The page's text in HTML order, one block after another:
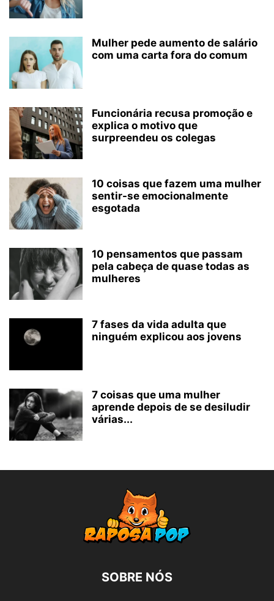
Mulher pede aumento de salário
com uma carta fora do comum
Funcionária recusa promoção e
explica o motivo que
surpreendeu os colegas
10 coisas que fazem uma mulher
sentir-se emocionalmente
esgotada
10 pensamentos que passam
pela cabeça de quase todas as
mulheres
7 fases da vida adulta que
ninguém explicou aos jovens
7 coisas que uma mulher
aprende depois de se desiludir
várias...
SOBRE NÓS